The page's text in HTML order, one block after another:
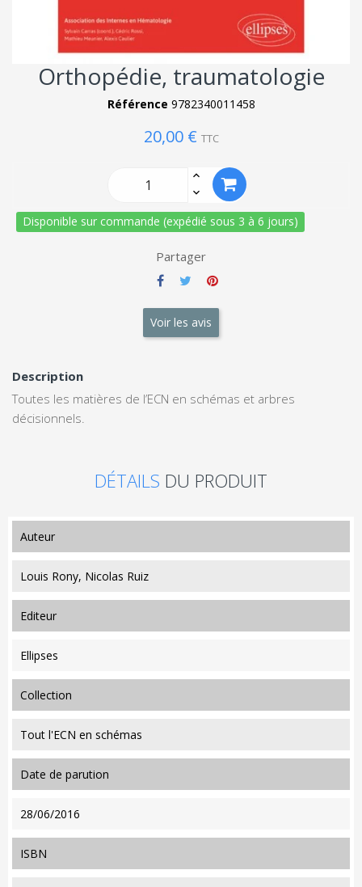
Orthopédie, traumatologie
Référence 9782340011458
20,00 € TTC
Disponible sur commande (expédié sous 3 à 6 jours)
Partager
Voir les avis
Description
Toutes les matières de l’ECN en schémas et arbres
décisionnels.
DÉTAILS DU PRODUIT
auteur
Louis Rony, Nicolas Ruiz
editeur
Ellipses
collection
Tout l'ECN en schémas
date de parution
28/06/2016
ISBN